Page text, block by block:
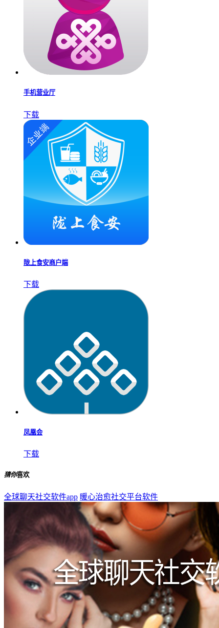
手机营业厅
下载
陇上食安商户端
下载
凤凰会
下载
猜你喜欢
全球聊天社交软件app 暖心治愈社交平台软件